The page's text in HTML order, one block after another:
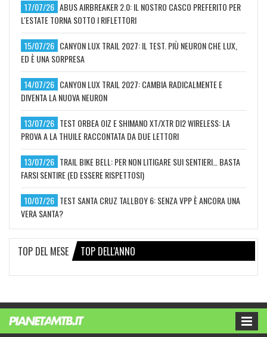
17/07/26 ABUS AIRBREAKER 2.0: IL NOSTRO CASCO PREFERITO PER
L'ESTATE TORNA SOTTO I RIFLETTORI
15/07/26 CANYON LUX TRAIL 2027: IL TEST. PIÙ NEURON CHE LUX,
ED È UNA SORPRESA
14/07/26 CANYON LUX TRAIL 2027: CAMBIA RADICALMENTE E
DIVENTA LA NUOVA NEURON
13/07/26 TEST ORBEA OIZ E SHIMANO XT/XTR DI2 WIRELESS: LA
PROVA A LA THUILE RACCONTATA DA DUE LETTORI
13/07/26 TRAIL BIKE BELL: PER NON LITIGARE SUI SENTIERI… BASTA
FARSI SENTIRE (ED ESSERE RISPETTOSI)
10/07/26 TEST SANTA CRUZ TALLBOY 6: SENZA VPP È ANCORA UNA
VERA SANTA?
TOP DEL MESE TOP DELL'ANNO